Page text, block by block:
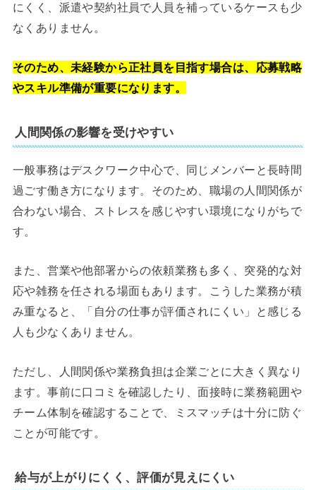
にくく、派遣や契約社員で人員を補っているケースも少
なくありません。
そのため、未経験から正社員を目指す場合は、応募戦略
やスキル準備が重要になります。
人間関係の影響を受けやすい
一般事務はデスクワーク中心で、同じメンバーと長時間
過ごす働き方になります。そのため、職場の人間関係が
合わない場合、ストレスを感じやすい環境になりがちで
す。
また、営業や他部署からの依頼業務も多く、突発的な対
応や雑務を任される場面もあります。こうした業務が積
み重なると、「自分の仕事が評価されにくい」と感じる
人も少なくありません。
ただし、人間関係や業務負担は企業ごとに大きく異なり
ます。事前に口コミを確認したり、面接時に業務範囲や
チーム体制を確認することで、ミスマッチは十分に防ぐ
ことが可能です。
給与が上がりにくく、評価が見えにくい